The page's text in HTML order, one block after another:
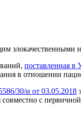
поставленная в
в отношении
30/и от 03.05.2018
с